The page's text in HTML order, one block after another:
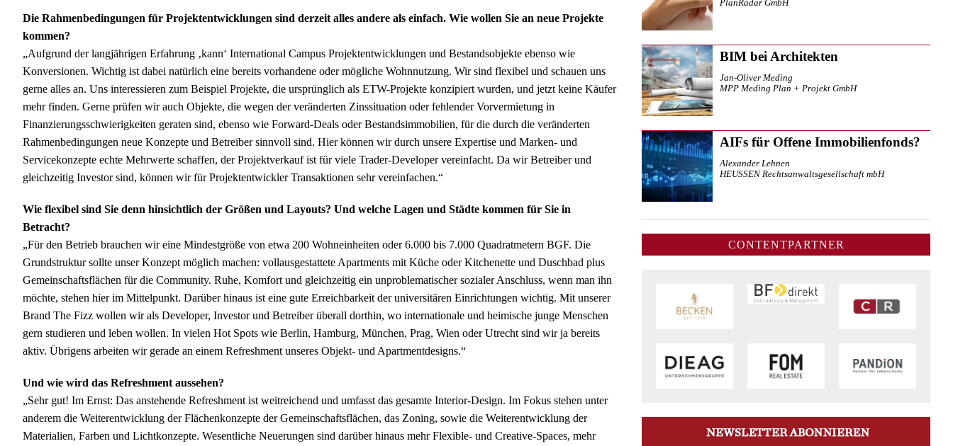
Die Rahmenbedingungen für Projektentwicklungen sind derzeit alles andere als einfach. Wie wollen Sie an neue Projekte
kommen?
„Aufgrund der langjährigen Erfahrung ‚kann‘ International Campus Projektentwicklungen und Bestandsobjekte ebenso wie
Konversionen. Wichtig ist dabei natürlich eine bereits vorhandene oder mögliche Wohnnutzung. Wir sind flexibel und schauen uns
gerne alles an. Uns interessieren zum Beispiel Projekte, die ursprünglich als ETW-Projekte konzipiert wurden, und jetzt keine Käufer
mehr finden. Gerne prüfen wir auch Objekte, die wegen der veränderten Zinssituation oder fehlender Vorvermietung in
Finanzierungsschwierigkeiten geraten sind, ebenso wie Forward-Deals oder Bestandsimmobilien, für die durch die veränderten
Rahmenbedingungen neue Konzepte und Betreiber sinnvoll sind. Hier können wir durch unsere Expertise und Marken- und
Servicekonzepte echte Mehrwerte schaffen, der Projektverkauf ist für viele Trader-Developer vereinfacht. Da wir Betreiber und
gleichzeitig Investor sind, können wir für Projektentwickler Transaktionen sehr vereinfachen.“
Wie flexibel sind Sie denn hinsichtlich der Größen und Layouts? Und welche Lagen und Städte kommen für Sie in
Betracht?
„Für den Betrieb brauchen wir eine Mindestgröße von etwa 200 Wohneinheiten oder 6.000 bis 7.000 Quadratmetern BGF. Die
Grundstruktur sollte unser Konzept möglich machen: vollausgestattete Apartments mit Küche oder Kitchenette und Duschbad plus
Gemeinschaftsflächen für die Community. Ruhe, Komfort und gleichzeitig ein unproblematischer sozialer Anschluss, wenn man ihn
möchte, stehen hier im Mittelpunkt. Darüber hinaus ist eine gute Erreichbarkeit der universitären Einrichtungen wichtig. Mit unserer
Brand The Fizz wollen wir als Developer, Investor und Betreiber überall dorthin, wo internationale und heimische junge Menschen
gern studieren und leben wollen. In vielen Hot Spots wie Berlin, Hamburg, München, Prag, Wien oder Utrecht sind wir ja bereits
aktiv. Übrigens arbeiten wir gerade an einem Refreshment unseres Objekt- und Apartmentdesigns.“
Und wie wird das Refreshment aussehen?
„Sehr gut! Im Ernst: Das anstehende Refreshment ist weitreichend und umfasst das gesamte Interior-Design. Im Fokus stehen unter
anderem die Weiterentwicklung der Flächenkonzepte der Gemeinschaftsflächen, das Zoning, sowie die Weiterentwicklung der
Materialien, Farben und Lichtkonzepte. Wesentliche Neuerungen sind darüber hinaus mehr Flexible- und Creative-Spaces, mehr
PlanRadar GmbH
BIM bei Architekten
Jan-Oliver Meding
MPP Meding Plan + Projekt GmbH
AIFs für Offene Immobilienfonds?
Alexander Lehnen
HEUSSEN Rechtsanwaltsgesellschaft mbH
CONTENTPARTNER